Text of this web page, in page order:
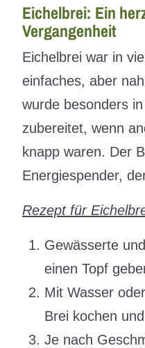
Eichelbrei: Ein
Vergangenheit
Eichelbrei war in
einfaches, aber
wurde besonders
zubereitet, wenn
knapp waren. Der
Energiespender,
Rezept für
Gewässerte
einen Topf
Mit Wasser
Brei kochen
Je nach